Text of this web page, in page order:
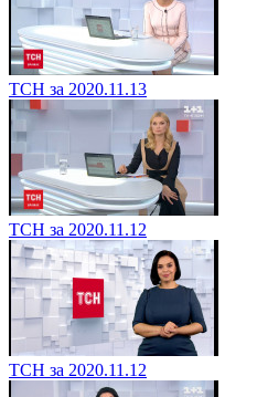
ТСН за 2020.11.13
ТСН за 2020.11.12
ТСН за 2020.11.12